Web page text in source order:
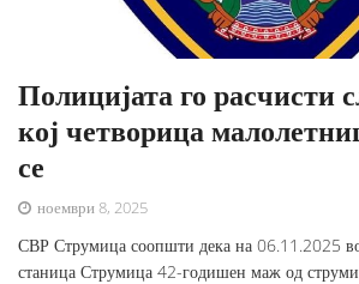
Полицијата го расчисти
кој четворица
се
ноември 8, 2025
СВР Струмица соопшти дека на 06.11.2025
станица Струмица 42-годишен маж од